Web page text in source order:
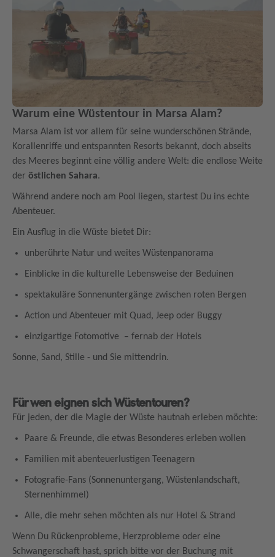
Warum eine Wüstentour in Marsa Alam?
Marsa Alam ist vor allem für seine wunderschönen Strände,
Korallenriffe und entspannten Resorts bekannt, doch abseits
des Meeres beginnt eine völlig andere Welt: die endlose Weite
der östlichen Sahara.
Während andere noch am Pool liegen, startest Du ins echte
Abenteuer.
Ein Ausflug in die Wüste bietet Dir:
unberührte Natur und weites Wüstenpanorama
Einblicke in die kulturelle Lebensweise der Beduinen
spektakuläre Sonnenuntergänge zwischen roten Bergen
Action und Abenteuer mit Quad, Jeep oder Buggy
einzigartige Fotomotive – fernab der Hotels
Sonne, Sand, Stille - und Sie mittendrin.
Für wen eignen sich Wüstentouren?
Für jeden, der die Magie der Wüste hautnah erleben möchte:
Paare & Freunde, die etwas Besonderes erleben wollen
Familien mit abenteuerlustigen Teenagern
Fotografie-Fans (Sonnenuntergang, Wüstenlandschaft,
Sternenhimmel)
Alle, die mehr sehen möchten als nur Hotel & Strand
Wenn Du Rückenprobleme, Herzprobleme oder eine
Schwangerschaft hast, sprich bitte vor der Buchung mit